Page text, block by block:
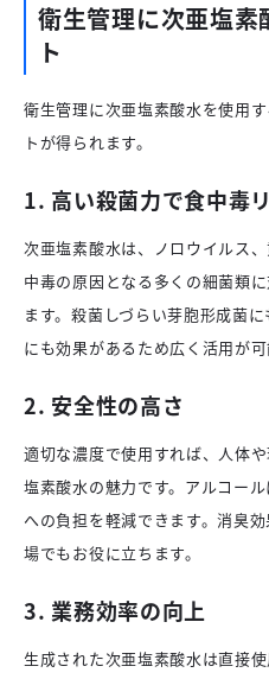
衛生管理に次亜塩素
ト
衛生管理に次亜塩素酸水を使用
トが得られます。
1. 高い殺菌力で食中毒
次亜塩素酸水は、ノロウイルス
中毒の原因となる多くの細菌類
ます。殺菌しづらい芽胞形成菌
にも効果があるため広く活用が可
2. 安全性の高さ
適切な濃度で使用すれば、人体
塩素酸水の魅力です。アルコー
への負担を軽減できます。消臭
場でもお役に立ちます。
3. 業務効率の向上
生成された次亜塩素酸水は直接